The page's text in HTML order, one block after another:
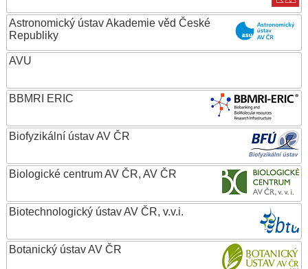
Astronomický ústav Akademie věd České
Republiky
AVU
BBMRI ERIC
Biofyzikální ústav AV ČR
Biologické centrum AV ČR, AV ČR
Biotechnologický ústav AV ČR, v.v.i.
Botanický ústav AV ČR